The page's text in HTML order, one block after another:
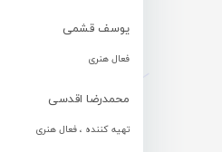
یوسف قشمی
فعال هنری
محمدرضا اقدسی
تهیه کننده ، فعال هنری